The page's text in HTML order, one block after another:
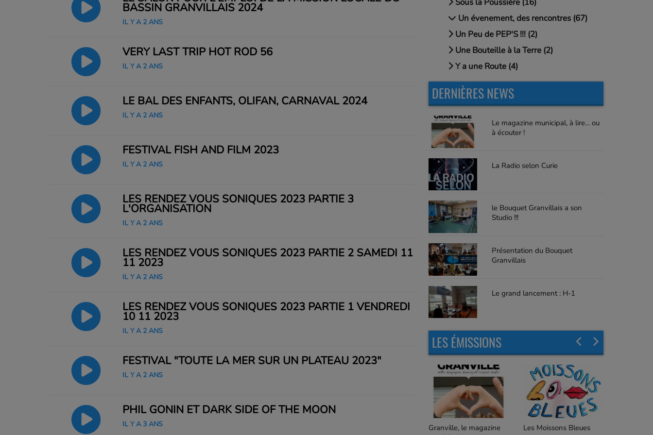
BASSIN GRANVILLAIS 2024
IL Y A 2 ANS
VERY LAST TRIP HOT ROD 56
IL Y A 2 ANS
LE BAL DES ENFANTS, OLIFAN, CARNAVAL 2024
IL Y A 2 ANS
FESTIVAL FISH AND FILM 2023
IL Y A 2 ANS
LES RENDEZ VOUS SONIQUES 2023 PARTIE 3
L'ORGANISATION
IL Y A 2 ANS
LES RENDEZ VOUS SONIQUES 2023 PARTIE 2 SAMEDI 11
11 2023
IL Y A 2 ANS
LES RENDEZ VOUS SONIQUES 2023 PARTIE 1 VENDREDI
10 11 2023
IL Y A 2 ANS
FESTIVAL "TOUTE LA MER SUR UN PLATEAU 2023"
IL Y A 2 ANS
PHIL GONIN ET DARK SIDE OF THE MOON
IL Y A 3 ANS
Un évenement, des rencontres (67)
Un Peu de PEP'S !!! (2)
Une Bouteille à la Terre (2)
Y a une Route (4)
DERNIÈRES NEWS
Le magazine municipal, à lire… ou
à écouter !
La Radio selon Curie
le Bouquet Granvillais a son
Studio !!!
Présentation du Bouquet
Granvillais
Le grand lancement : H-1
LES ÉMISSIONS
Les Moissons Bleues C'est quoi ça ?